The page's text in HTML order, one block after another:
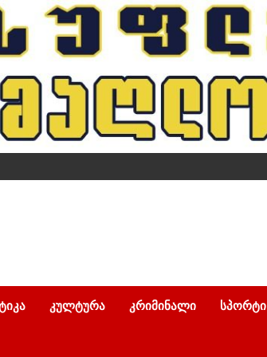
ᲙᲣᲚᲢᲣᲠᲐ ᲙᲠᲘᲛᲘᲜᲐᲚᲘ ᲡᲞᲝᲠᲢᲘ